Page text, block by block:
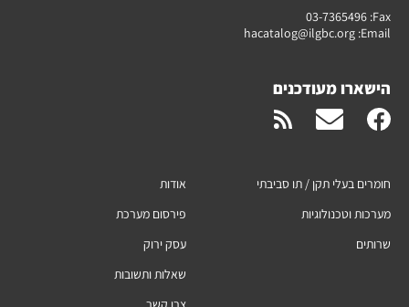
Fax:
03-7365496
Email:
hacatalog@ilgbc.org
חומרים בעלי תקן / תו סביבתי
מערכות וטכנולוגיות
שרותים
אודות
פירסום מערכת
עסק ירוק
שאלות ותשובות
הישארו מעודכנים